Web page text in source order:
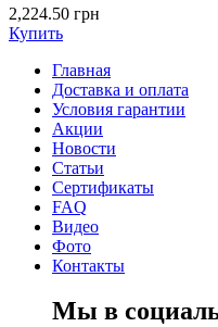
2,224.50 грн
Купить
Главная
Доставка и оплата
Условия гарантии
Акции
Новости
Статьи
Сертификаты
FAQ
Видео
Фото
Контакты
Мы в